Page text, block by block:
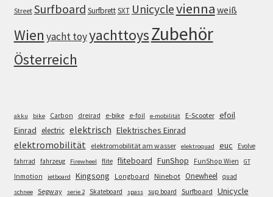
Street Surfboard SurfbrettSXT Unicyclevienna weiß
Wien yacht toyyachttoysZubehör
Österreich
akku bike Carbon dreirad e-bike e-foil e-mobilität E-Scooter efoil
Einrad electric elektrisch Elektrisches Einrad
elektromobilität elektromobilität am wasser elektroquad euc
Evolve
fahrrad
fahrzeug Firewheel flite fliteboard FunShop FunShop Wien GT
Inmotion jetboard Kingsong Longboard Ninebot Onewheel quad
schnee Segway serie 2 Skateboard spass sup board Surfboard Unicycle